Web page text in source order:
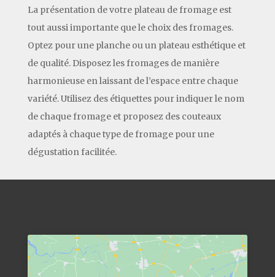
La présentation de votre plateau de fromage est
tout aussi importante que le choix des fromages.
Optez pour une planche ou un plateau esthétique et
de qualité. Disposez les fromages de manière
harmonieuse en laissant de l’espace entre chaque
variété. Utilisez des étiquettes pour indiquer le nom
de chaque fromage et proposez des couteaux
adaptés à chaque type de fromage pour une
dégustation facilitée.